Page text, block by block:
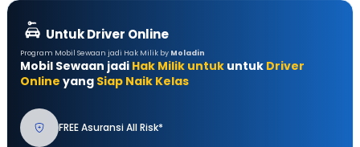
Untuk Driver Online
Program Mobil Sewaan jadi Hak Milik by Moladin
Mobil Sewaan jadi Hak Milik untuk untuk Driver
Online yang Siap Naik Kelas
FREE Asuransi All Risk*